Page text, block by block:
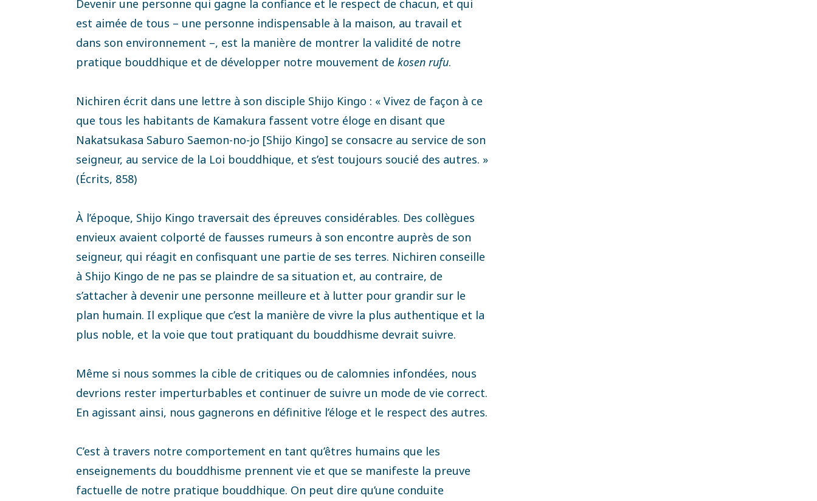
Devenir une personne qui gagne la confiance et le respect de chacun, et qui
est aimée de tous – une personne indispensable à la maison, au travail et
dans son environnement –, est la manière de montrer la validité de notre
pratique bouddhique et de développer notre mouvement de kosen rufu.
Nichiren écrit dans une lettre à son disciple Shijo Kingo : « Vivez de façon à ce
que tous les habitants de Kamakura fassent votre éloge en disant que
Nakatsukasa Saburo Saemon-no-jo [Shijo Kingo] se consacre au service de son
seigneur, au service de la Loi bouddhique, et s’est toujours soucié des autres. »
(Écrits, 858)
À l’époque, Shijo Kingo traversait des épreuves considérables. Des collègues
envieux avaient colporté de fausses rumeurs à son encontre auprès de son
seigneur, qui réagit en confisquant une partie de ses terres. Nichiren conseille
à Shijo Kingo de ne pas se plaindre de sa situation et, au contraire, de
s’attacher à devenir une personne meilleure et à lutter pour grandir sur le
plan humain. Il explique que c’est la manière de vivre la plus authentique et la
plus noble, et la voie que tout pratiquant du bouddhisme devrait suivre.
Même si nous sommes la cible de critiques ou de calomnies infondées, nous
devrions rester imperturbables et continuer de suivre un mode de vie correct.
En agissant ainsi, nous gagnerons en définitive l’éloge et le respect des autres.
C’est à travers notre comportement en tant qu’êtres humains que les
enseignements du bouddhisme prennent vie et que se manifeste la preuve
factuelle de notre pratique bouddhique. On peut dire qu’une conduite